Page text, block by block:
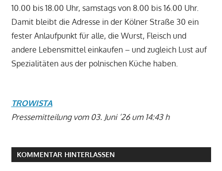
10.00 bis 18.00 Uhr, samstags von 8.00 bis 16.00 Uhr.
Damit bleibt die Adresse in der Kölner Straße 30 ein
fester Anlaufpunkt für alle, die Wurst, Fleisch und
andere Lebensmittel einkaufen – und zugleich Lust auf
Spezialitäten aus der polnischen Küche haben.
TROWISTA
Pressemitteilung vom 03. Juni ’26 um 14:43 h
KOMMENTAR HINTERLASSEN